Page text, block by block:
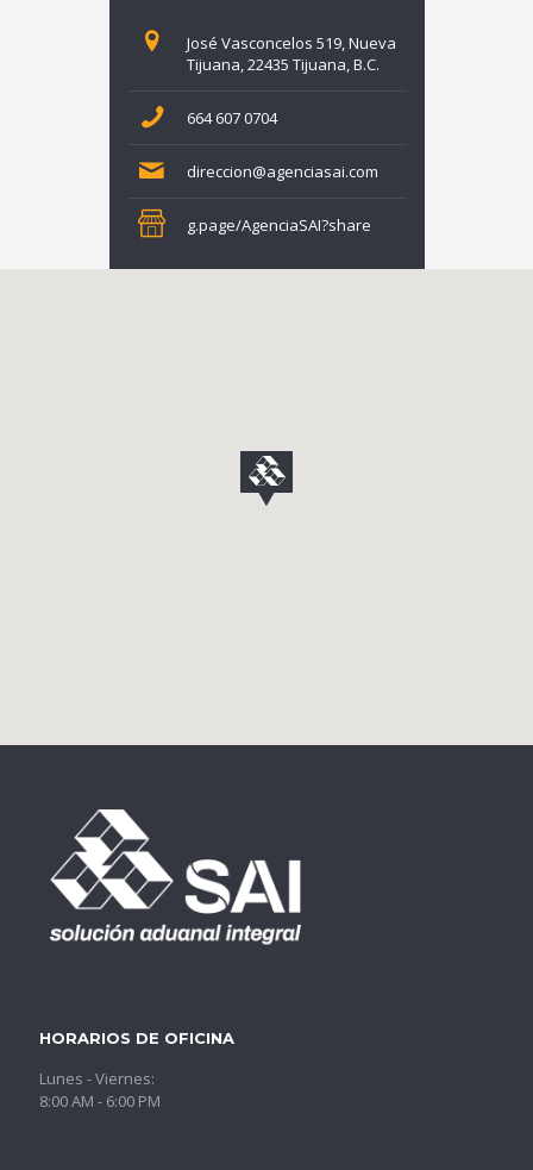
José Vasconcelos 519, Nueva
Tijuana, 22435 Tijuana, B.C.
664 607 0704
direccion@agenciasai.com
g.page/AgenciaSAI?share
HORARIOS DE OFICINA
Lunes - Viernes:
8:00 AM - 6:00 PM